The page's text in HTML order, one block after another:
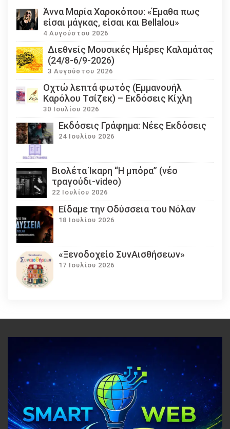
Άννα Μαρία Χαροκόπου: «Έμαθα πως
είσαι μάγκας, είσαι και Bellalou»
4 Αυγούστου 2026
Διεθνείς Μουσικές Ημέρες Καλαμάτας
(24/8-6/9-2026)
3 Αυγούστου 2026
Οχτώ λεπτά φωτός (Εμμανουήλ
Καρόλου Τσίζεκ) – Εκδόσεις Κίχλη
30 Ιουλίου 2026
Εκδόσεις Γράφημα: Νέες Εκδόσεις
24 Ιουλίου 2026
Βιολέτα Ίκαρη “Η μπόρα” (νέο
τραγούδι-video)
22 Ιουλίου 2026
Eίδαμε την Οδύσσεια του Νόλαν
18 Ιουλίου 2026
«Ξενοδοχείο ΣυνΑισθήσεων»
17 Ιουλίου 2026